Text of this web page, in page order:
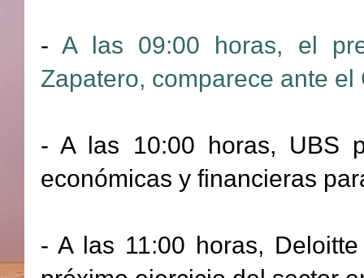
-A las 09:00 horas, el
Zapatero, comparece ante
- A las 10:00 horas, UBS
económicas y financieras
- A las 11:00 horas,